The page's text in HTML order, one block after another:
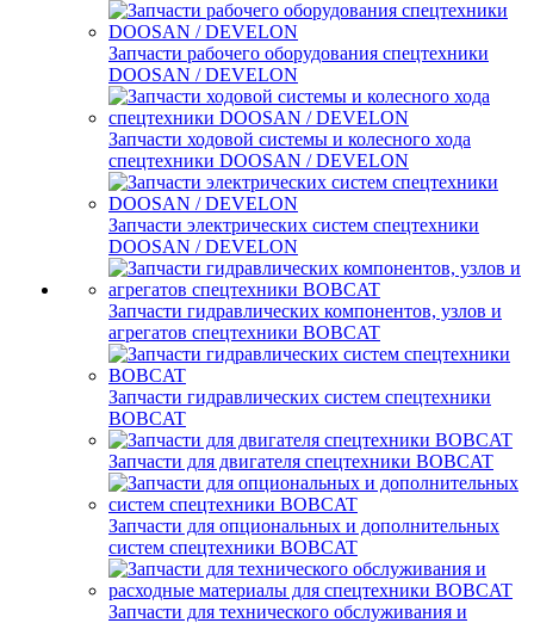
Запчасти рабочего оборудования спецтехники
DOOSAN / DEVELON
Запчасти ходовой системы и колесного хода
спецтехники DOOSAN / DEVELON
Запчасти электрических систем спецтехники
DOOSAN / DEVELON
Запчасти гидравлических компонентов, узлов и
агрегатов спецтехники BOBCAT
Запчасти гидравлических систем спецтехники
BOBCAT
Запчасти для двигателя спецтехники BOBCAT
Запчасти для опциональных и дополнительных
систем спецтехники BOBCAT
Запчасти для технического обслуживания и